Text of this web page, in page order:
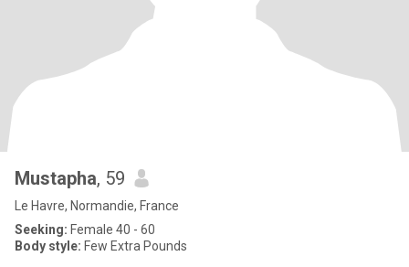
Mustapha, 59
Le Havre, Normandie, France
Seeking: Female 40 - 60
Body style: Few Extra Pounds